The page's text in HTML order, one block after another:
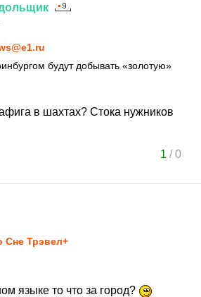
будут добывать «золотую»
в шахтах? Стока нужников
1 /0
Сне Трэвел+
языке то что за город?